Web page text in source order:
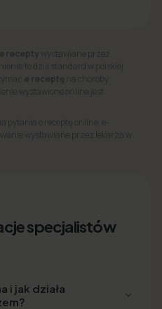
e recepty wystawiane przez
to dziś standard w polskiej
e receptę na choroby
wystawione online jest
pytania o receptę online, e-
wystawiane przez lekarza w
specjalistów
i jak działa